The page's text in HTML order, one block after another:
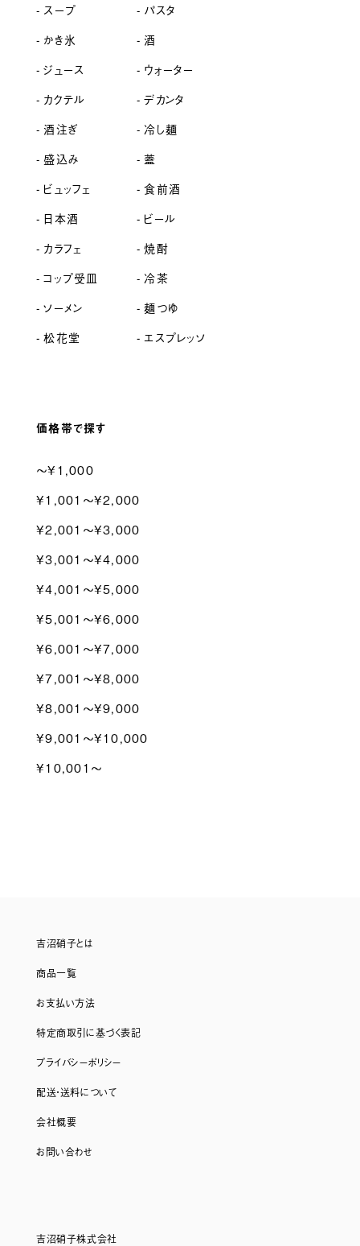
スープ
パスタ
かき氷
酒
ジュース
ウォーター
カクテル
デカンタ
酒注ぎ
冷し麺
盛込み
蓋
ビュッフェ
食前酒
日本酒
ビール
カラフェ
焼酎
コップ受皿
冷茶
ソーメン
麺つゆ
松花堂
エスプレッソ
価格帯で探す
〜¥1,000
¥1,001〜¥2,000
¥2,001〜¥3,000
¥3,001〜¥4,000
¥4,001〜¥5,000
¥5,001〜¥6,000
¥6,001〜¥7,000
¥7,001〜¥8,000
¥8,001〜¥9,000
¥9,001〜¥10,000
¥10,001〜
吉沼硝子とは
商品一覧
お支払い方法
特定商取引に基づく表記
プライバシーポリシー
配送・送料について
会社概要
お問い合わせ
吉沼硝子株式会社